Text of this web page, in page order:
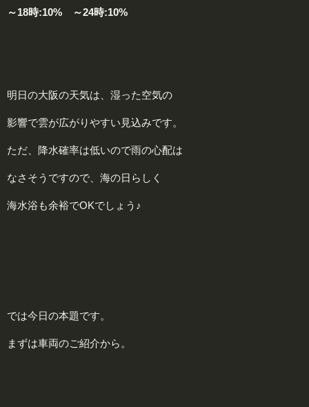
～18時:10% ～24時:10%
明日の大阪の天気は、湿った空気の
影響で雲が広がりやすい見込みです。
ただ、降水確率は低いので雨の心配は
なさそうですので、海の日らしく
海水浴も余裕でOKでしょう♪
では今日の本題です。
まずは車両のご紹介から。